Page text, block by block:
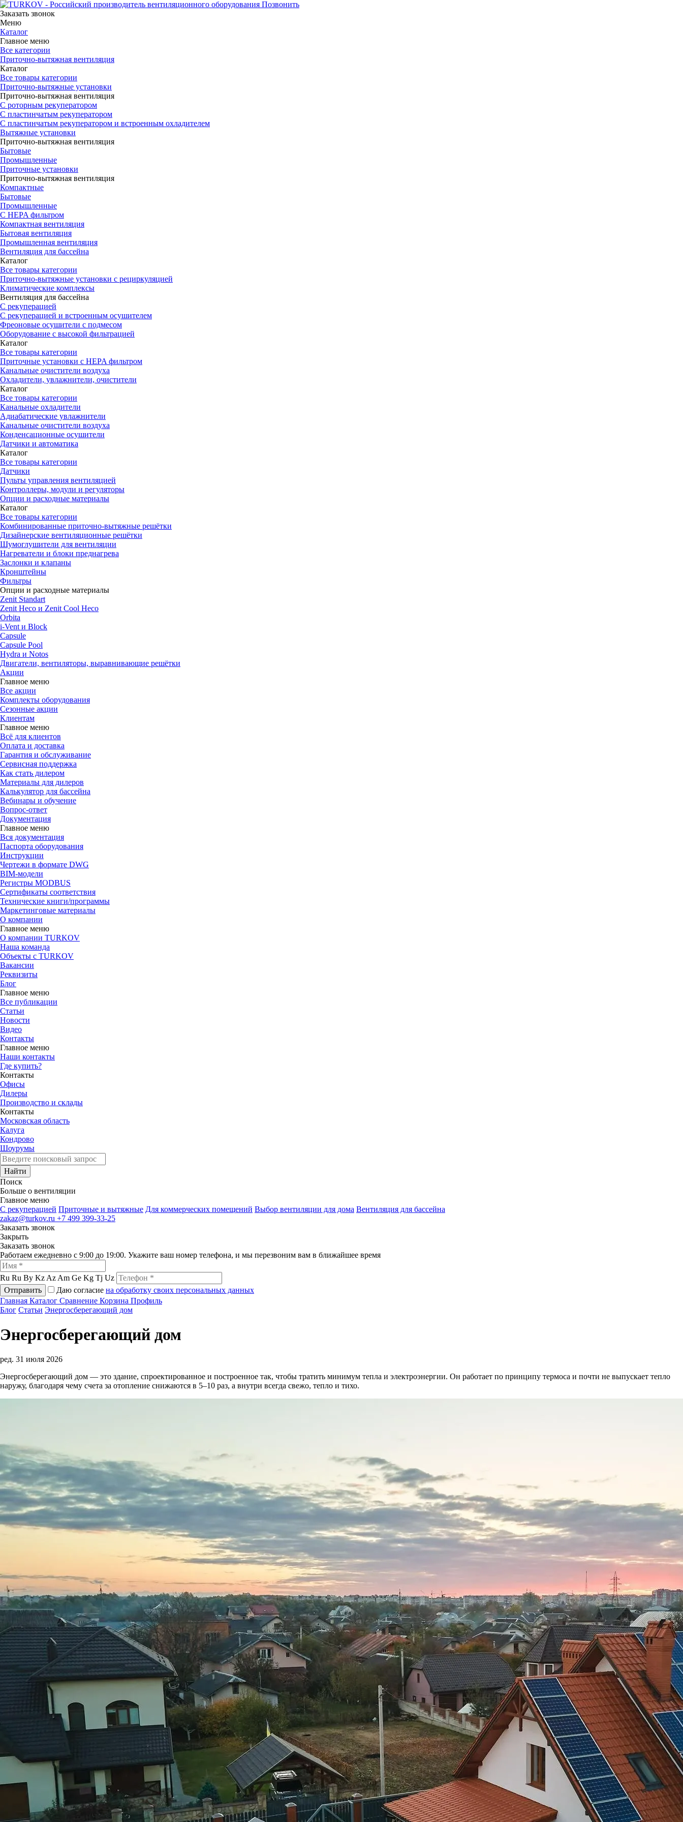
Позвонить
Заказать звонок
Меню
Каталог
Главное меню
Все категории
Приточно-вытяжная вентиляция
Каталог
Все товары категории
Приточно-вытяжные установки
Приточно-вытяжная вентиляция
С роторным рекуператором
С пластинчатым рекуператором
С пластинчатым рекуператором и встроенным охладителем
Вытяжные установки
Приточно-вытяжная вентиляция
Бытовые
Промышленные
Приточные установки
Приточно-вытяжная вентиляция
Компактные
Бытовые
Промышленные
С HEPA фильтром
Компактная вентиляция
Бытовая вентиляция
Промышленная вентиляция
Вентиляция для бассейна
Каталог
Все товары категории
Приточно-вытяжные установки с рециркуляцией
Климатические комплексы
Вентиляция для бассейна
С рекуперацией
С рекуперацией и встроенным осушителем
Фреоновые осушители с подмесом
Оборудование с высокой фильтрацией
Каталог
Все товары категории
Приточные установки c HEPA фильтром
Канальные очистители воздуха
Охладители, увлажнители, очистители
Каталог
Все товары категории
Канальные охладители
Адиабатические увлажнители
Канальные очистители воздуха
Конденсационные осушители
Датчики и автоматика
Каталог
Все товары категории
Датчики
Пульты управления вентиляцией
Контроллеры, модули и регуляторы
Опции и расходные материалы
Каталог
Все товары категории
Комбинированные приточно-вытяжные решётки
Дизайнерские вентиляционные решётки
Шумоглушители для вентиляции
Нагреватели и блоки преднагрева
Заслонки и клапаны
Кронштейны
Фильтры
Опции и расходные материалы
Zenit Standart
Zenit Heco и Zenit Cool Heco
Orbita
i-Vent и Block
Capsule
Capsule Pool
Hydra и Notos
Двигатели, вентиляторы, выравнивающие решётки
Акции
Главное меню
Все акции
Комплекты оборудования
Сезонные акции
Клиентам
Главное меню
Всё для клиентов
Оплата и доставка
Гарантия и обслуживание
Сервисная поддержка
Как стать дилером
Материалы для дилеров
Калькулятор для бассейна
Вебинары и обучение
Вопрос-ответ
Документация
Главное меню
Вся документация
Паспорта оборудования
Инструкции
Чертежи в формате DWG
BIM-модели
Регистры MODBUS
Сертификаты соответствия
Технические книги/программы
Маркетинговые материалы
О компании
Главное меню
О компании TURKOV
Наша команда
Объекты с TURKOV
Вакансии
Реквизиты
Блог
Главное меню
Все публикации
Статьи
Новости
Видео
Контакты
Главное меню
Наши контакты
Где купить?
Контакты
Офисы
Дилеры
Производство и склады
Контакты
Московская область
Калуга
Кондрово
Шоурумы
Найти
Поиск
Больше о вентиляции
Главное меню
C рекуперацией Приточные и вытяжные Для коммерческих помещений Выбор вентиляции для дома Вентиляция для бассейна
zakaz@turkov.ru +7 499 399-33-25
Заказать звонок
Закрыть
Заказать звонок
Работаем ежедневно с 9:00 до 19:00. Укажите ваш номер телефона, и мы перезвоним вам в ближайшее время
Ru Ru By Kz Az Am Ge Kg Tj Uz
Отправить
Даю согласие на обработку своих персональных данных
Главная Каталог Сравнение Корзина Профиль
Блог Статьи Энергосберегающий дом
Энергосберегающий дом
ред. 31 июля 2026
Энергосберегающий дом — это здание, спроектированное и построенное так, чтобы тратить минимум тепла и электроэнергии. Он работает по принципу термоса и почти не выпускает тепло
наружу, благодаря чему счета за отопление снижаются в 5–10 раз, а внутри всегда свежо, тепло и тихо.